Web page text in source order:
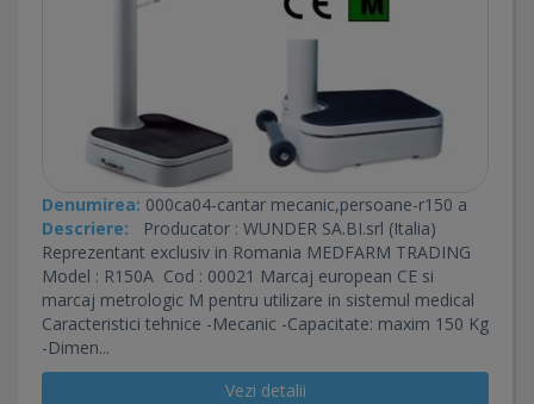
Denumirea: 000ca04-cantar mecanic,persoane-r150 a
Descriere: Producator : WUNDER SA.BI.srl (Italia)
Reprezentant exclusiv in Romania MEDFARM TRADING
Model : R150A Cod : 00021 Marcaj european CE si
marcaj metrologic M pentru utilizare in sistemul medical
Caracteristici tehnice -Mecanic -Capacitate: maxim 150 Kg
-Dimen...
Vezi detalii